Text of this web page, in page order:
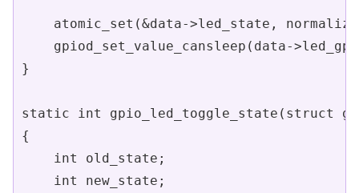
atomic_set(&data->led_state,
gpiod_set_value_cansleep(data-
}
static int gpio_led_toggle_state(struct
{
    int old_state;
    int new_state;